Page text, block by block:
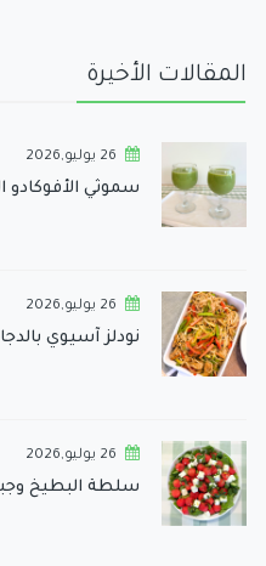
المقالات الأخيرة
26 يوليو,2026
سموثي الأفوكادو
26 يوليو,2026
نودلز آسيوي
26 يوليو,2026
سلطة البطيخ